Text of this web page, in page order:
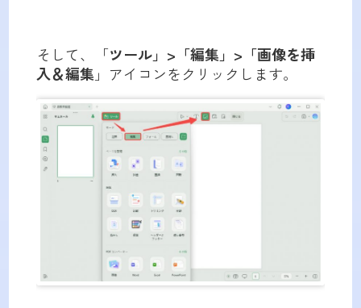
そして、「ツール」>「編集」>「画像を挿
入＆編集 」アイコンをクリックします。